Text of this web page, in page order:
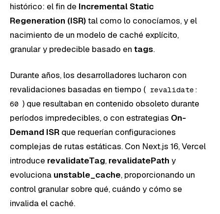
histórico: el fin de Incremental Static
Regeneration (ISR)tal como lo conocíamos, y el
nacimiento de un modelo de caché explícito,
granular y predecible basado en tags.
Durante años, los desarrolladores lucharon con
revalidaciones basadas en tiempo ( revalidate:
60 ) que resultaban en contenido obsoleto durante
períodos impredecibles, o con estrategias On-
Demand ISR que requerían configuraciones
complejas de rutas estáticas. Con Next.js 16, Vercel
introduce revalidateTag, revalidatePath y
evoluciona unstable_cache, proporcionando un
control granular sobre qué, cuándo y cómo se
invalida el caché.